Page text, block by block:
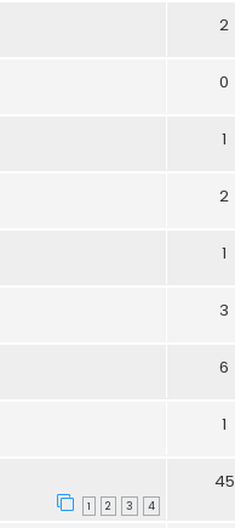
2
0
1
2
1
3
6
1
1 2 3 4
45